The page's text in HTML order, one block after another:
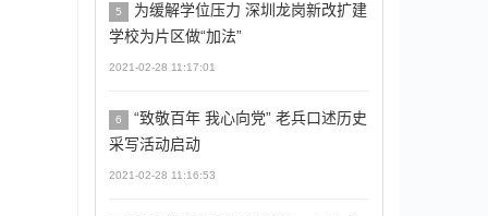
5
为缓解学位压力 深圳龙岗新改扩建
学校为片区做“加法”
2021-02-28 11:17:01
6
“致敬百年 我心向党” 老兵口述历史
采写活动启动
2021-02-28 11:16:53